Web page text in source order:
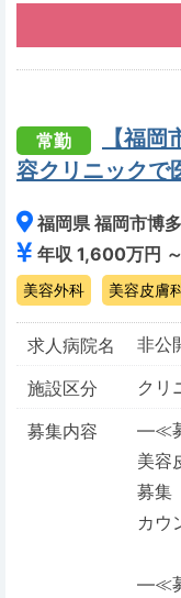
常勤
【福
容クリニックで
福岡県 福岡市博
年収 1,600万円
美容外科 美容皮膚
求人病院名
非公
施設区分
クリ
募集内容
―≪
美容
募集
カウ
―≪